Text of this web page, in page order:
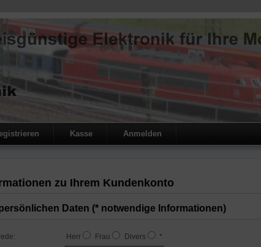
Kasse Anmelden
zu Ihrem Kundenkonto
persönlichen Daten (* notwendige Informationen)
Herr Frau Divers
*